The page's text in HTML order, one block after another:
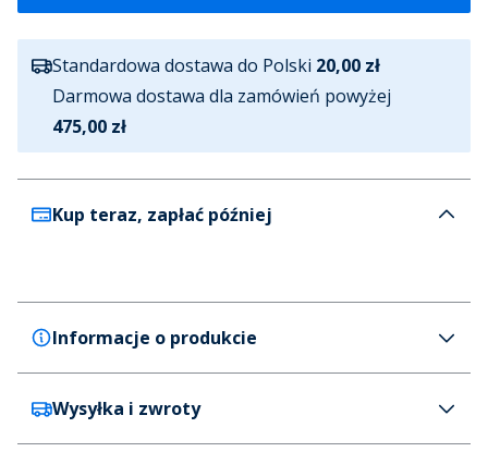
Standardowa dostawa do Polski 20,00 zł
Darmowa dostawa dla zamówień powyżej
475,00 zł
Kup teraz, zapłać później
Informacje o produkcie
French Connection
French Connection Koszula koszulka polo z długim
Wysyłka i zwroty